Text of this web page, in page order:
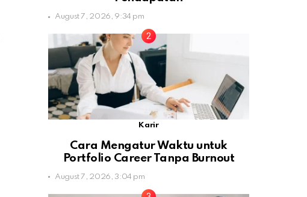
August 7, 2026, 9:34 pm
Karir
Cara Mengatur Waktu untuk
Portfolio Career Tanpa Burnout
August 7, 2026, 3:04 pm